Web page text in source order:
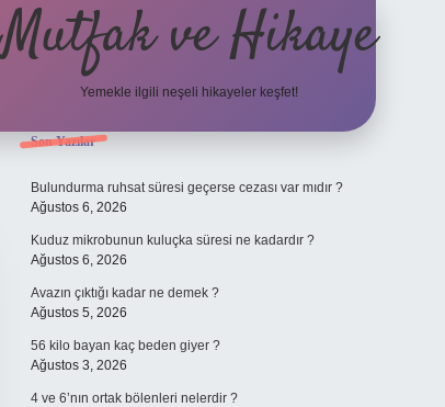
Mutfak ve Hikaye
Yemekle ilgili neşeli hikayeler keşfet!
Sidebar
Son Yazılar
Bulundurma ruhsat süresi geçerse cezası var mıdır ?
Ağustos 6, 2026
Kuduz mikrobunun kuluçka süresi ne kadardır ?
Ağustos 6, 2026
Avazın çıktığı kadar ne demek ?
Ağustos 5, 2026
56 kilo bayan kaç beden giyer ?
Ağustos 3, 2026
4 ve 6’nın ortak bölenleri nelerdir ?